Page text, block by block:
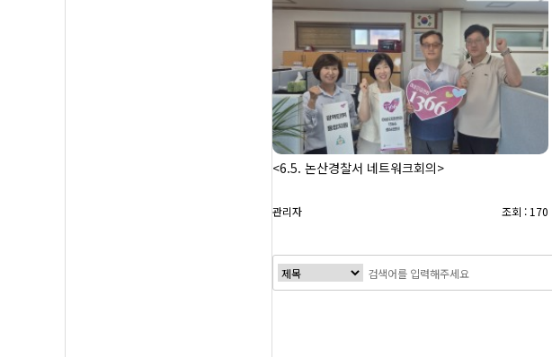
<6.5. 논산경찰서 네트워크회의>
관리자 조회 : 170